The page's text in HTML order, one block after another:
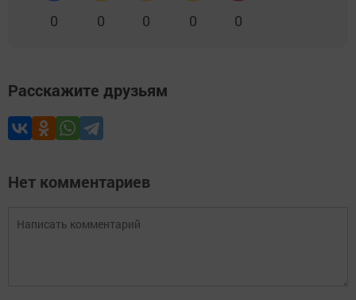
0 0 0 0 0
Расскажите друзьям
Нет комментариев